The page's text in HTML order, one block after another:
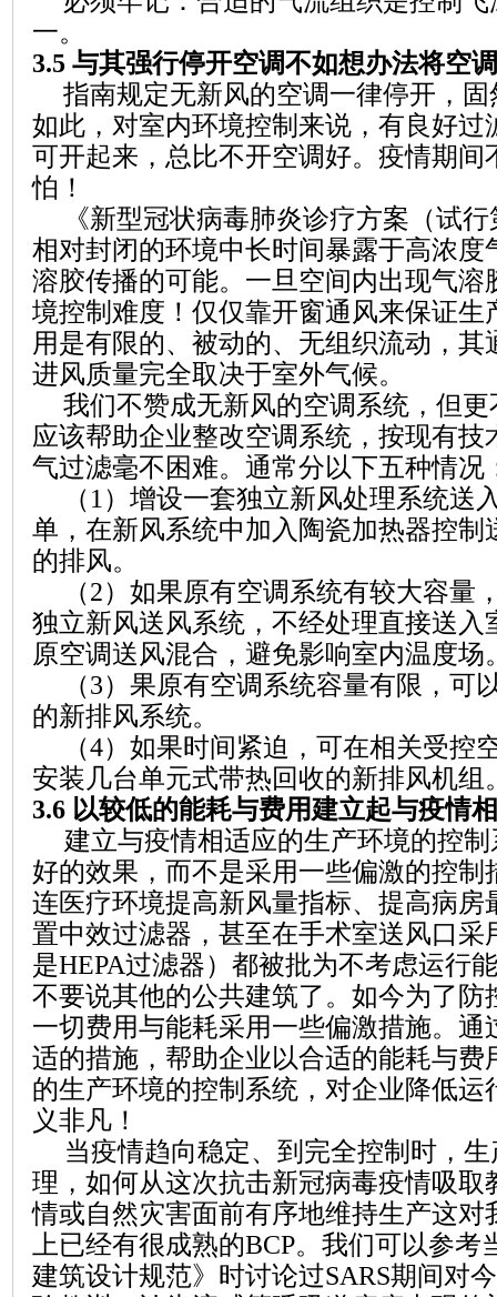
一。
3.5 与其强行停开空调不如想办法将空
指南规定无新风的空调一律停开，
如此，对室内环境控制来说，有良好过
可开起来，总比不开空调好。疫情期间
怕！
《新型冠状病毒肺炎诊疗方案（试
相对封闭的环境中长时间暴露于高浓度
溶胶传播的可能。一旦空间内出现气溶
境控制难度！仅仅靠开窗通风来保证生
用是有限的、被动的、无组织流动，
进风质量完全取决于室外气候。
我们不赞成无新风的空调系统，但
应该帮助企业整改空调系统，按现有技
气过滤毫不困难。通常分以下五种情况
（1 ）增设一套独立新风处理系统送
单，在新风系统中加入陶瓷加热器控制
的排风。
（2）如果原有空调系统有较大容量
独立新风送风系统，不经处理直接送入
原空调送风混合，避免影响室内温度
（3）果原有空调系统容量有限，可
的新排风系统。
（4）如果时间紧迫，可在相关受控
安装几台单元式带热回收的新排风机组
3.6 以较低的能耗与费用建立起与疫情
建立与疫情相适应的生产环境的控
好的效果，而不是采用一些偏激的控制
连医疗环境提高新风量指标、提高病房
置中效过滤器，甚至在手术室送风口采
是HEPA过滤器）都被批为不考虑运行
不要说其他的公共建筑了。如今为了防
一切费用与能耗采用一些偏激措施。通
适的措施，帮助企业以合适的能耗与费
的生产环境的控制系统，对企业降低运
义非凡！
当疫情趋向稳定、到完全控制时，
理，如何从这次抗击新冠病毒疫情吸取
情或自然灾害面前有序地维持生产这对
上已经有很成熟的BCP。我们可以参考
建筑设计规范》时讨论过SARS期间对